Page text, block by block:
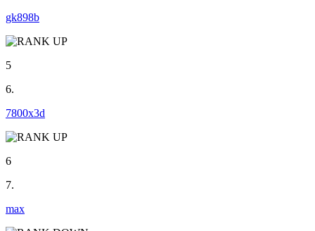
gk898b
5
6.
7800x3d
6
7.
max